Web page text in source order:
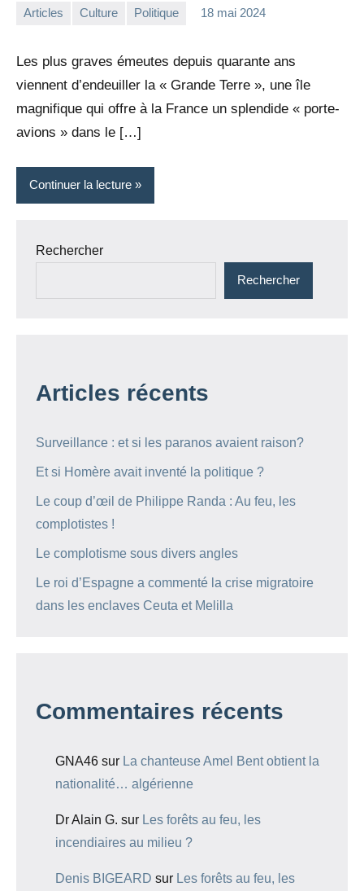
Articles Culture Politique 18 mai 2024
Les plus graves émeutes depuis quarante ans
viennent d’endeuiller la « Grande Terre », une île
magnifique qui offre à la France un splendide « porte-
avions » dans le […]
Continuer la lecture
Rechercher
Rechercher
Articles récents
Surveillance : et si les paranos avaient raison?
Et si Homère avait inventé la politique ?
Le coup d’œil de Philippe Randa : Au feu, les
complotistes !
Le complotisme sous divers angles
Le roi d’Espagne a commenté la crise migratoire
dans les enclaves Ceuta et Melilla
Commentaires récents
GNA46 sur La chanteuse Amel Bent obtient la
nationalité… algérienne
Dr Alain G. sur Les forêts au feu, les
incendiaires au milieu ?
Denis BIGEARD sur Les forêts au feu, les